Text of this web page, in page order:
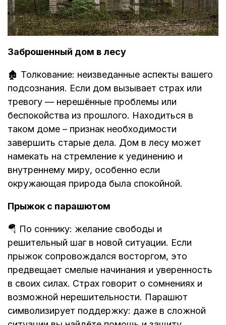
Заброшенный дом в лесу
🏚️ Толкование: неизведанные аспекты вашего
подсознания. Если дом вызывает страх или
тревогу — нерешённые проблемы или
беспокойства из прошлого. Находиться в
таком доме – признак необходимости
завершить старые дела. Дом в лесу может
намекать на стремление к уединению и
внутреннему миру, особенно если
окружающая природа была спокойной.
Прыжок с парашютом
🪂 По соннику: желание свободы и
решительный шаг в новой ситуации. Если
прыжок сопровождался восторгом, это
предвещает смелые начинания и уверенность
в своих силах. Страх говорит о сомнениях и
возможной нерешительности. Парашют
символизирует поддержку: даже в сложной